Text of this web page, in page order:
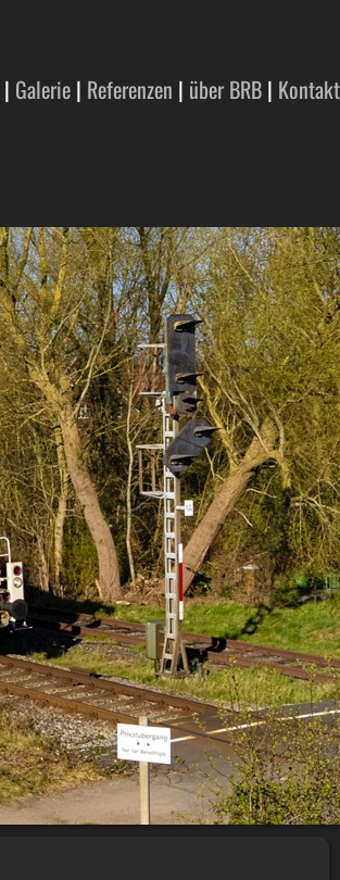
| Galerie | Referenzen | über BRB | Kontakt